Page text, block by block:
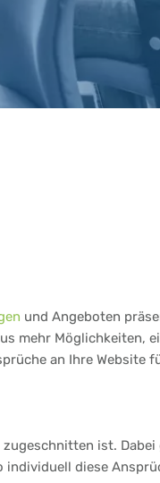
und Angeboten
mehr Möglichkeiten,
an Ihre Website
ist.
diese